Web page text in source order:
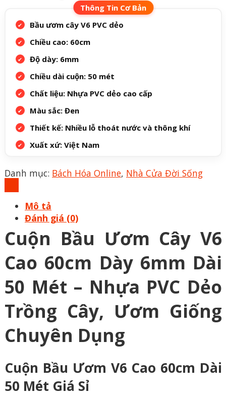
Bầu ươm cây V6 PVC dẻo
Chiều cao: 60cm
Độ dày: 6mm
Chiều dài cuộn: 50 mét
Chất liệu: Nhựa PVC dẻo cao cấp
Màu sắc: Đen
Thiết kế: Nhiều lỗ thoát nước và thông khí
Xuất xứ: Việt Nam
Danh mục: Bách Hóa Online, Nhà Cửa Đời Sống
Mô tả
Đánh giá (0)
Cuộn Bầu Ươm Cây V6
Cao 60cm Dày 6mm Dài
50 Mét – Nhựa PVC Dẻo
Trồng Cây, Ươm Giống
Chuyên Dụng
Cuộn Bầu Ươm V6 Cao 60cm Dài
50 Mét Giá Sỉ